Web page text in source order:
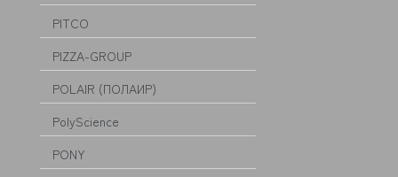
PITCO
PIZZA-GROUP
POLAIR (ПОЛАИР)
PolyScience
PONY